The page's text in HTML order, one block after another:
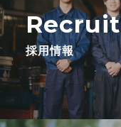
Recruit
採用情報